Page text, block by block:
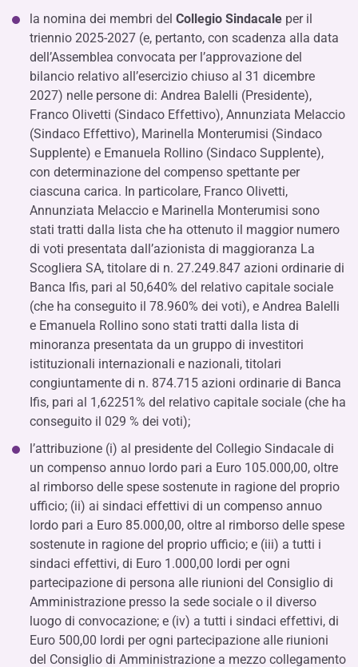
la nomina dei membri del Collegio Sindacale per il
triennio 2025-2027 (e, pertanto, con scadenza alla data
dell’Assemblea convocata per l’approvazione del
bilancio relativo all’esercizio chiuso al 31 dicembre
2027) nelle persone di: Andrea Balelli (Presidente),
Franco Olivetti (Sindaco Effettivo), Annunziata Melaccio
(Sindaco Effettivo), Marinella Monterumisi (Sindaco
Supplente) e Emanuela Rollino (Sindaco Supplente),
con determinazione del compenso spettante per
ciascuna carica. In particolare, Franco Olivetti,
Annunziata Melaccio e Marinella Monterumisi sono
stati tratti dalla lista che ha ottenuto il maggior numero
di voti presentata dall’azionista di maggioranza La
Scogliera SA, titolare di n. 27.249.847 azioni ordinarie di
Banca Ifis, pari al 50,640% del relativo capitale sociale
(che ha conseguito il 78.960% dei voti), e Andrea Balelli
e Emanuela Rollino sono stati tratti dalla lista di
minoranza presentata da un gruppo di investitori
istituzionali internazionali e nazionali, titolari
congiuntamente di n. 874.715 azioni ordinarie di Banca
Ifis, pari al 1,62251% del relativo capitale sociale (che ha
conseguito il 029 % dei voti);
l’attribuzione (i) al presidente del Collegio Sindacale di
un compenso annuo lordo pari a Euro 105.000,00, oltre
al rimborso delle spese sostenute in ragione del proprio
ufficio; (ii) ai sindaci effettivi di un compenso annuo
lordo pari a Euro 85.000,00, oltre al rimborso delle spese
sostenute in ragione del proprio ufficio; e (iii) a tutti i
sindaci effettivi, di Euro 1.000,00 lordi per ogni
partecipazione di persona alle riunioni del Consiglio di
Amministrazione presso la sede sociale o il diverso
luogo di convocazione; e (iv) a tutti i sindaci effettivi, di
Euro 500,00 lordi per ogni partecipazione alle riunioni
del Consiglio di Amministrazione a mezzo collegamento